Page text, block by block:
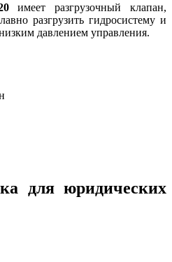
имеет разгрузочный клапан,
разгрузить гидросистему и
давлением управления.
для юридических